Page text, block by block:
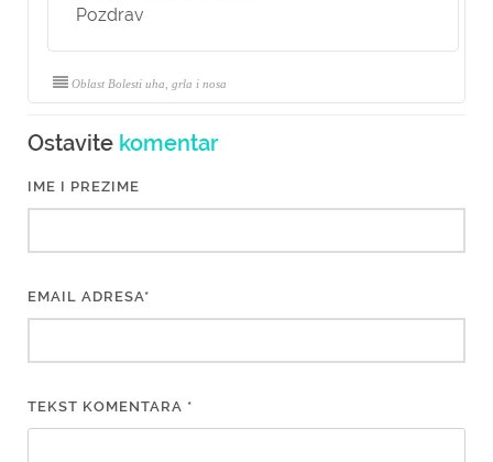
Pozdrav
Oblast Bolesti uha, grla i nosa
Ostavite komentar
IME I PREZIME
EMAIL ADRESA*
TEKST KOMENTARA *